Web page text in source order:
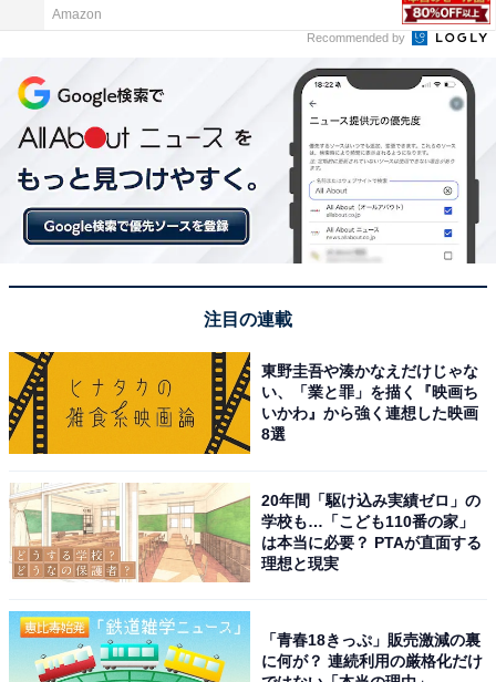
県）、「初めてのカーレースで、タイムアタックにハマ
った」（50代男性／千葉県）、「コース全般がユニーク
で音楽もよかったから」（30代男性／青森県）、「最初
のスーファミのカートがカラフルかつスピード感があっ
て楽しかった」（50代男性／北海道）などの声が寄せら
れました。
※回答者コメントは原文ママです
スポーツ新聞→編集プロダクションで編集やカメラ、デ
ィレクション、ライターやってます（何でも屋です）
次ページ
10位までの全ランキング結果を見
Amazon
Recommended by
注目の連載
東野圭吾や湊かなえだけじゃな
い、「業と罪」を描く『映画ち
いかわ』から強く連想した映画
8選
20年間「駆け込み実績ゼロ」の
学校も…「こども110番の家」
は本当に必要？ PTAが直面する
理想と現実
「青春18きっぷ」販売激減の裏
に何が？ 連続利用の厳格化だけ